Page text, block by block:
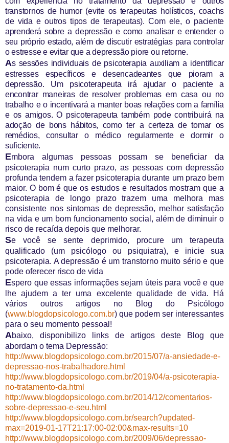
transtornos de humor (evite os terapeutas holísticos, coachs
de vida e outros tipos de terapeutas). Com ele, o paciente
aprenderá sobre a depressão e como analisar e entender o
seu próprio estado, além de discutir estratégias para controlar
o estresse e evitar que a depressão piore ou retorne.
As sessões individuais de psicoterapia auxiliam a identificar
estresses específicos e desencadeantes que pioram a
depressão. Um psicoterapeuta irá ajudar o paciente a
encontrar maneiras de resolver problemas em casa ou no
trabalho e o incentivará a manter boas relações com a família
e os amigos. O psicoterapeuta também pode contribuirá na
adoção de bons hábitos, como ter a certeza de tomar os
remédios, consultar o médico regularmente e dormir o
suficiente.
Embora algumas pessoas possam se beneficiar da
psicoterapia num curto prazo, as pessoas com depressão
profunda tendem a fazer psicoterapia durante um prazo bem
maior. O bom é que os estudos e resultados mostram que a
psicoterapia de longo prazo trazem uma melhora mas
consistente nos sintomas de depressão, melhor satisfação
na vida e um bom funcionamento social, além de diminuir o
risco de recaída depois que melhorar.
Se você se sente deprimido, procure um terapeuta
qualificado (um psicólogo ou psiquiatra), e inicie sua
psicoterapia. A depressão é um transtorno muito sério e que
pode oferecer risco de vida
Espero que essas informações sejam úteis para você e que
lhe ajudem a ter uma excelente qualidade de vida. Há
vários outros artigos no Blog do Psicólogo
(www.blogdopsicologo.com.br) que podem ser interessantes
para o seu momento pessoal!
Abaixo, disponibilizo links de artigos deste Blog que
abordam o tema Depressão:
http://www.blogdopsicologo.com.br/2015/07/a-ansiedade-e-
depressao-nos-trabalhadore.html
http://www.blogdopsicologo.com.br/2019/04/a-psicoterapia-
no-tratamento-da.html
http://www.blogdopsicologo.com.br/2014/12/comentarios-
sobre-depressao-e-seu.html
http://www.blogdopsicologo.com.br/search?updated-
max=2019-01-17T21:17:00-02:00&max-results=10
http://www.blogdopsicologo.com.br/2009/06/depressao-